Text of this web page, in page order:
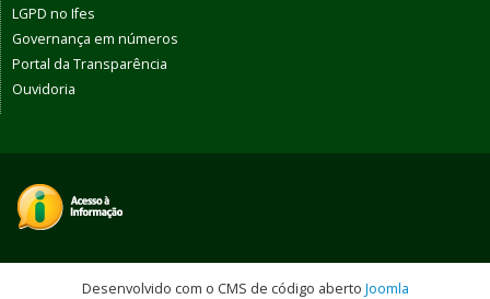
LGPD no Ifes
Governança em números
Portal da Transparência
Ouvidoria
Desenvolvido com o CMS de código aberto Joomla